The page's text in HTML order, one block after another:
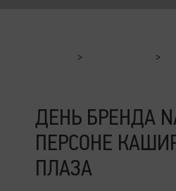
ДЕНЬ БРЕНДА
ПЕРСОНЕ
ПЛАЗА